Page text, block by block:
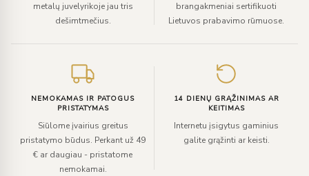
metalų juvelyrikoje jau tris
dešimtmečius.
brangakmeniai sertifikuoti
Lietuvos prabavimo rūmuose.
NEMOKAMAS IR PATOGUS
PRISTATYMAS
Siūlome įvairius greitus
pristatymo būdus. Perkant už 49
€ ar daugiau - pristatome
nemokamai.
14 DIENŲ GRĄŽINIMAS AR
KEITIMAS
Internetu įsigytus gaminius
galite grąžinti ar keisti.